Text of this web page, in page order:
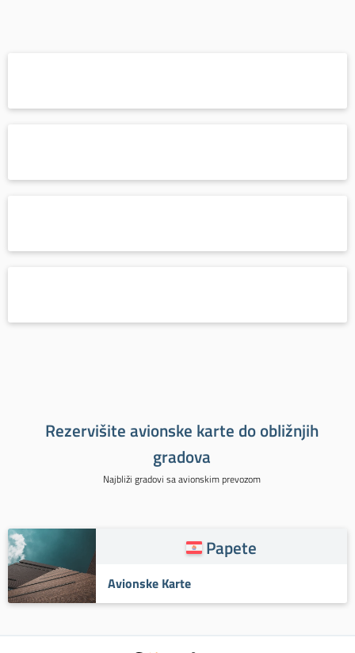
Rezervišite avionske karte do obližnjih
gradova
Najbliži gradovi sa avionskim prevozom
Papete
Avionske Karte